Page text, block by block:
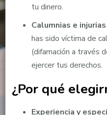
tu dinero.
Calumnias e
has sido víctima de
(difamación a través
ejercer tus derechos.
¿Por qué
Experiencia y